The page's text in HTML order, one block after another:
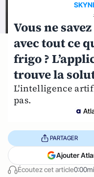
Vous ne
avec tout ce
frigo ?
trouve la
L'intelligence
pas.
Écoutez cet article
PARTAGER
Ajouter